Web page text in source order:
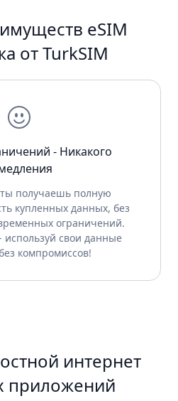
eSIM
от TurkSIM
- Никакого
получаешь полную
купленных данных, без
ограничений.
используй свои данные
компромиссов!
интернет
приложений